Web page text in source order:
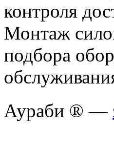
контроля
Монтаж
подбора
Аураби ® —